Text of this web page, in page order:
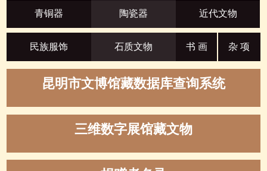
青铜器 陶瓷器 近代文物
民族服饰 石质文物 书 画 杂 项
昆明市文博馆藏数据库查询系统
三维数字展馆藏文物